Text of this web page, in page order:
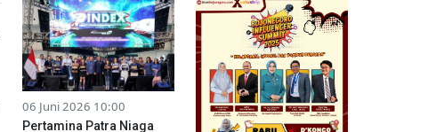
06 Juni 2026 10:00
Pertamina Patra Niaga